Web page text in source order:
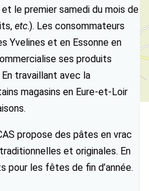
le premier samedi du mois de
etc.). Les consommateurs
Yvelines et en Essonne en
ses produits
travaillant avec la
magasins en Eure-et-Loir
propose des pâtes en vrac
et originales. En
pour les fêtes de fin d’année.